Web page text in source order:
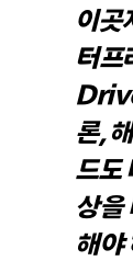
이곳
터프
론,
드도
상을
해야